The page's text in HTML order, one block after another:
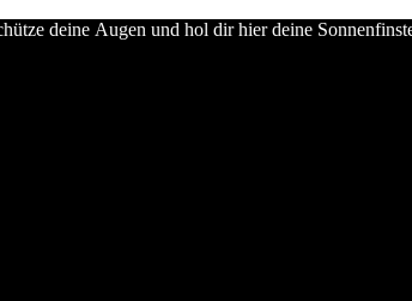
deine Augen und hol dir hier deine